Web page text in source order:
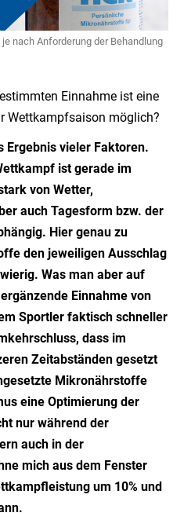
nach Anforderung der Behandlung
Einnahme ist eine
Wettkampfsaison möglich?
Ergebnis vieler Faktoren.
ist gerade im
von Wetter,
auch Tagesform bzw. der
Hier genau zu
den jeweiligen Ausschlag
Was man aber auf
Einnahme von
Sportler faktisch schneller
dass im
Zeitabständen gesetzt
Mikronährstoffe
eine Optimierung der
nur während der
auch in der
mich aus dem Fenster
um 10% und